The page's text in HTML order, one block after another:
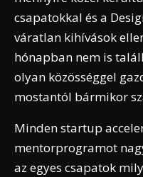
csapatokkal és a
váratlan kihívások
hónapban nem is
olyan közösséggel
mostantól bármikor
Minden startup
mentorprogramot
az egyes csapatok